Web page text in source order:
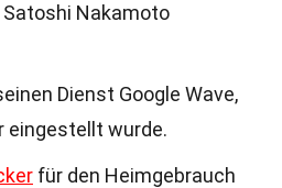
Nakamoto
Dienst Google Wave,
eingestellt wurde.
für den Heimgebrauch